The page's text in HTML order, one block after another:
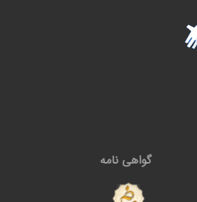
گواهی نامه